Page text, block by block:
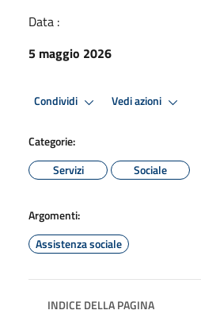
Data :
5 maggio 2026
Condividi Vedi azioni
Categorie:
Servizi
Sociale
Argomenti:
Assistenza sociale
INDICE DELLA PAGINA